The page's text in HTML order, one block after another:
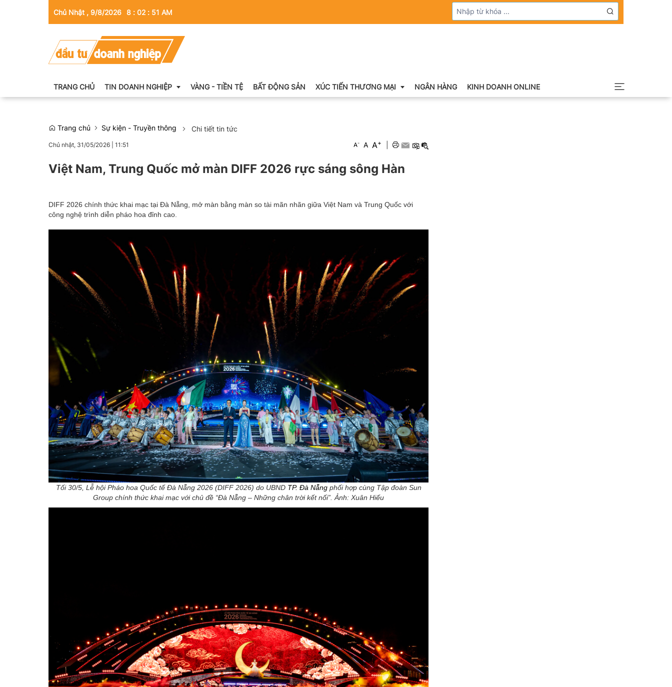
Chủ Nhật , 9/8/2026 8 : 02 : 52 AM
TRANG CHỦ TIN DOANH NGHIỆP
Thông tin doanh nghiệp
Kinh tế tài chính
VÀNG - TIỀN TỆ BẤT ĐỘNG SẢN XÚC TIẾN THƯƠNG MẠI
Hội chợ triển lãm
NGÂN HÀNG KINH DOANH ONLINE
Trang chủ Sự kiện - Truyền thông Chi tiết tin tức
Chủ nhật, 31/05/2026 11:51 A- A A+
Việt Nam, Trung Quốc mở màn DIFF 2026 rực sáng sông Hàn
DIFF 2026 chính thức khai mạc tại Đà Nẵng, mở màn bằng màn so tài mãn nhãn giữa Việt Nam và Trung Quốc với
công nghệ trình diễn pháo hoa đỉnh cao.
Tối 30/5, Lễ hội Pháo hoa Quốc tế Đà Nẵng 2026 (DIFF 2026) do UBND TP. Đà Nẵngphối hợp cùng Tập đoàn Sun
Group chính thức khai mạc với chủ đề “Đà Nẵng – Những chân trời kết nối”. Ảnh: Xuân Hiếu